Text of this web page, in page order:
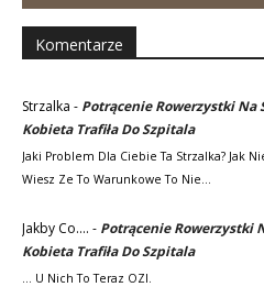
Komentarze
Strzalka - Potrącenie Rowerzystki Na
Kobieta Trafiła Do Szpitala
Jaki Problem Dla Ciebie Ta Strzalka? Jak
Wiesz Ze To Warunkowe To Nie…
Jakby Co.... - Potrącenie Rowerzystki
Kobieta Trafiła Do Szpitala
... U Nich To Teraz OZI.